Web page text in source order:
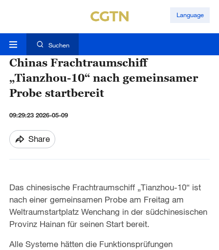
Language
Suchen
Chinas Frachtraumschiff
„Tianzhou-10“ nach gemeinsamer
Probe startbereit
09:29:23 2026-05-09
Share
Das chinesische Frachtraumschiff „Tianzhou-10“ ist
nach einer gemeinsamen Probe am Freitag am
Weltraumstartplatz Wenchang in der südchinesischen
Provinz Hainan für seinen Start bereit.
Alle Systeme hätten die Funktionsprüfungen